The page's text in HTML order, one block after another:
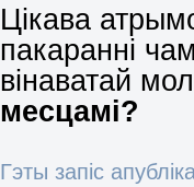
Цікава
пакаранні
вінаватай
месцамі?
Гэты запіс